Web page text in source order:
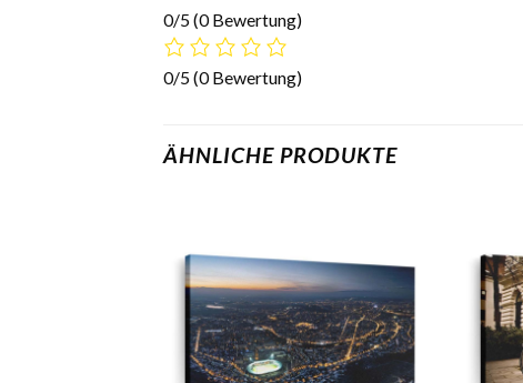
0/5(0 Bewertung)
0/5(0 Bewertung)
ÄHNLICHE PRODUKTE